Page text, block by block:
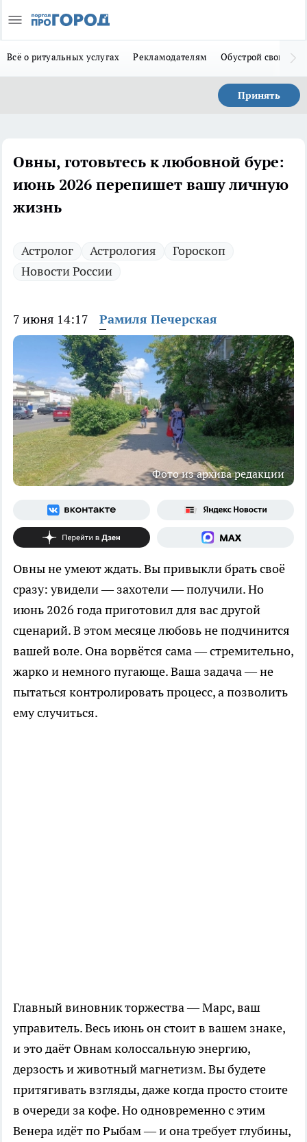
Всё о ритуальных услугах Рекламодателям Обустрой свой дом
Принять
Овны, готовьтесь к любовной буре:
июнь 2026 перепишет вашу личную
жизнь
Астролог Астрология
Гороскоп
Новости России
7 июня 14:17 Рамиля Печерская
Фото из архива редакции
Овны не умеют ждать. Вы привыкли брать своё
сразу: увидели — захотели — получили. Но
июнь 2026 года приготовил для вас другой
сценарий. В этом месяце любовь не подчинится
вашей воле. Она ворвётся сама — стремительно,
жарко и немного пугающе. Ваша задача — не
пытаться контролировать процесс, а позволить
ему случиться.
Главный виновник торжества — Марс, ваш
управитель. Весь июнь он стоит в вашем знаке,
и это даёт Овнам колоссальную энергию,
дерзость и животный магнетизм. Вы будете
притягивать взгляды, даже когда просто стоите
в очереди за кофе. Но одновременно с этим
Венера идёт по Рыбам — и она требует глубины,